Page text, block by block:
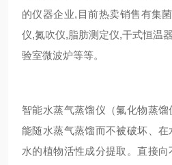
的仪器企业,目前热卖销售有集
仪,氮吹仪,脂肪测定仪,干式恒温
验室微波炉等等。
智能水蒸气蒸馏仪（氟化物蒸馏
能随水蒸气蒸馏而不被破坏、
水的植物活性成分提取。直接